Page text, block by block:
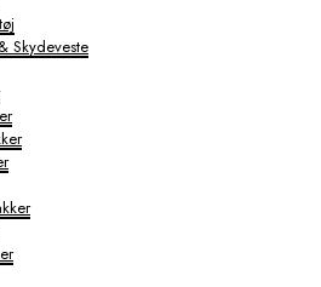
Skydeveste